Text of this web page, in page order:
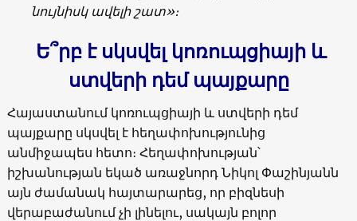
նույնիսկ ավելի շատ»։
Ե՞րբ է սկսվել կոռուպցիայի և
ստվերի դեմ պայքարը
Հայաստանում կոռուպցիայի և ստվերի դեմ
պայքարը սկսվել է հեղափոխությունից
անմիջապես հետո։ Հեղափոխության՝
իշխանության եկած առաջնորդ Նիկոլ Փաշինյանն
այն ժամանակ հայտարարեց, որ բիզնեսի
վերաբաժանում չի լինելու, սակայն բոլոր